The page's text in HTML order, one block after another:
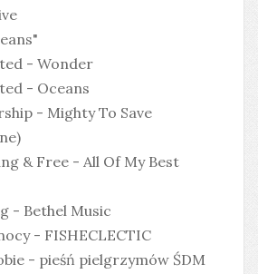
- Wonder
- Oceans
- Mighty To Save
& Free - All Of My Best
- Bethel Music
- FISHECLECTIC
- pieśń pielgrzymów ŚDM